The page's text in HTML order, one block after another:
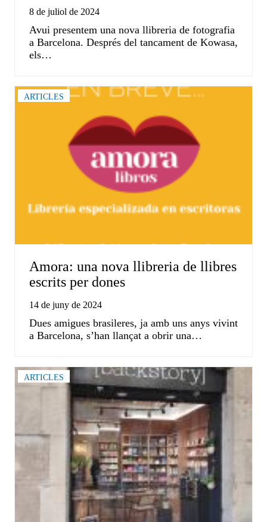
8 de juliol de 2024
Avui presentem una nova llibreria de fotografia
a Barcelona. Després del tancament de Kowasa,
els…
ARTICLES
Amora: una nova llibreria de llibres
escrits per dones
14 de juny de 2024
Dues amigues brasileres, ja amb uns anys vivint
a Barcelona, s’han llançat a obrir una…
ARTICLES